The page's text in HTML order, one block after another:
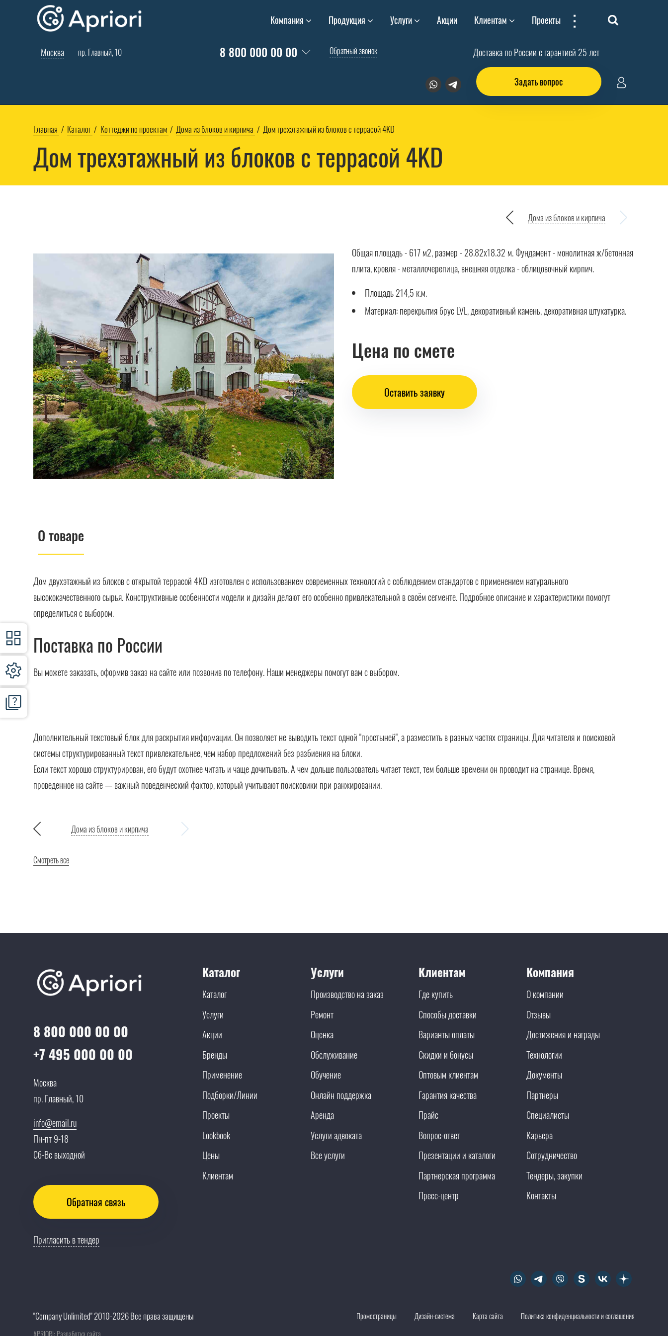
Компания Продукция Услуги Акции Клиентам Проекты ...
Москва пр. Главный, 10 8 800 000 00 00 Обратный звонок Доставка по России с гарантией 25 лет
Задать вопрос
Главная Каталог Коттеджи по проектам Дома из блоков и кирпича Дом трехэтажный из блоков c террасой 4KD
Дом трехэтажный из блоков c террасой 4KD
Дома из блоков и кирпича
Общая площадь - 617 м2, размер - 28.82х18.32 м. Фундамент - монолитная ж/бетонная
плита, кровля - металлочерепица, внешняя отделка - облицовочный кирпич.
Площадь 214,5 к.м.
Материал: перекрытия брус LVL, декоративный камень, декоративная штукатурка.
Цена по смете
Оставить заявку
О товаре
Дом двухэтажный из блоков c открытой террасой 4KD изготовлен с использованием современных технологий с соблюдением стандартов с применением натурального
высококачественного сырья. Конструктивные особенности модели и дизайн делают его особенно привлекательной в своём сегменте. Подробное описание и характеристики помогут
определиться с выбором.
Поставка по России
Вы можете заказать, оформив заказ на сайте или позвонив по телефону. Наши менеджеры помогут вам с выбором.
Дополнительный текстовый блок для раскрытия информации. Он позволяет не выводить текст одной "простыней", а разместить в разных частях страницы. Для читателя и поисковой
системы структурированный текст привлекательнее, чем набор предложений без разбиения на блоки.
Если текст хорошо структурирован, его будут охотнее читать и чаще дочитывать. А чем дольше пользователь читает текст, тем больше времени он проводит на странице. Время,
проведенное на сайте — важный поведенческий фактор, который учитывают поисковики при ранжировании.
Дома из блоков и кирпича
Смотреть все
8 800 000 00 00
+7 495 000 00 00
Москва
пр. Главный, 10
info@email.ru
Пн-пт 9-18
Сб-Вс выходной
Обратная связь
Пригласить в тендер
Каталог
Каталог
Услуги
Акции
Бренды
Применение
Подборки/Линии
Проекты
Lookbook
Цены
Клиентам
Услуги
Производство на заказ
Ремонт
Оценка
Обслуживание
Обучение
Онлайн поддержка
Аренда
Услуги адвоката
Все услуги
Клиентам
Где купить
Способы доставки
Варианты оплаты
Скидки и бонусы
Оптовым клиентам
Гарантия качества
Прайс
Вопрос-ответ
Презентации и каталоги
Партнерская программа
Пресс-центр
Компания
О компании
Отзывы
Достижения и награды
Технологии
Документы
Партнеры
Специалисты
Карьера
Сотрудничество
Тендеры, закупки
Контакты
"Company Unlimited" 2010-2026 Все права защищены Промостраницы Дизайн-система Карта сайта
Политика конфиденциальности и соглашения